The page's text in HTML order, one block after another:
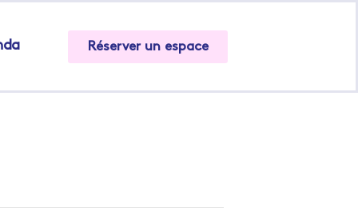
Réserver un espace